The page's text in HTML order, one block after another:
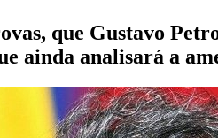
que Gustavo
ainda analisará a